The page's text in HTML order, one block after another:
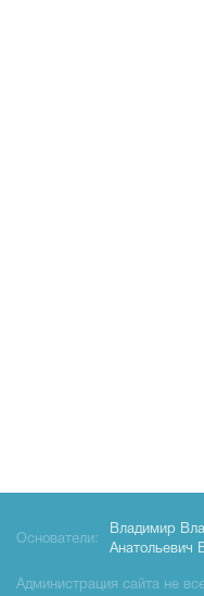
Основатели:
Владимир
Анатольевич
Администрация сайта не